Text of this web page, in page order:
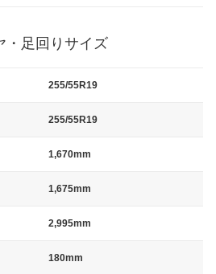
・足回りサイズ
255/55R19
255/55R19
1,670mm
1,675mm
2,995mm
180mm